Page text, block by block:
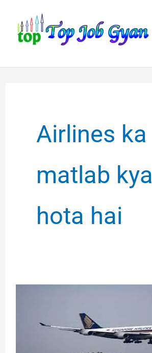
content
Airlines ka
matlab kya
hota hai